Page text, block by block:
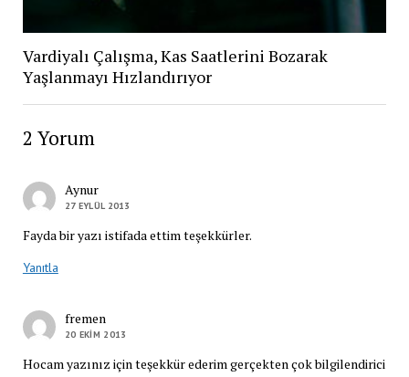
Vardiyalı Çalışma, Kas Saatlerini Bozarak
Yaşlanmayı Hızlandırıyor
2 Yorum
Aynur
27 EYLÜL 2013
Fayda bir yazı istifada ettim teşekkürler.
Yanıtla
fremen
20 EKIM 2013
Hocam yazınız için teşekkür ederim gerçekten çok bilgilendirici